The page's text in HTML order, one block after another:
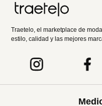
Traetelo, el marketplace de
estilo, calidad y las mejores